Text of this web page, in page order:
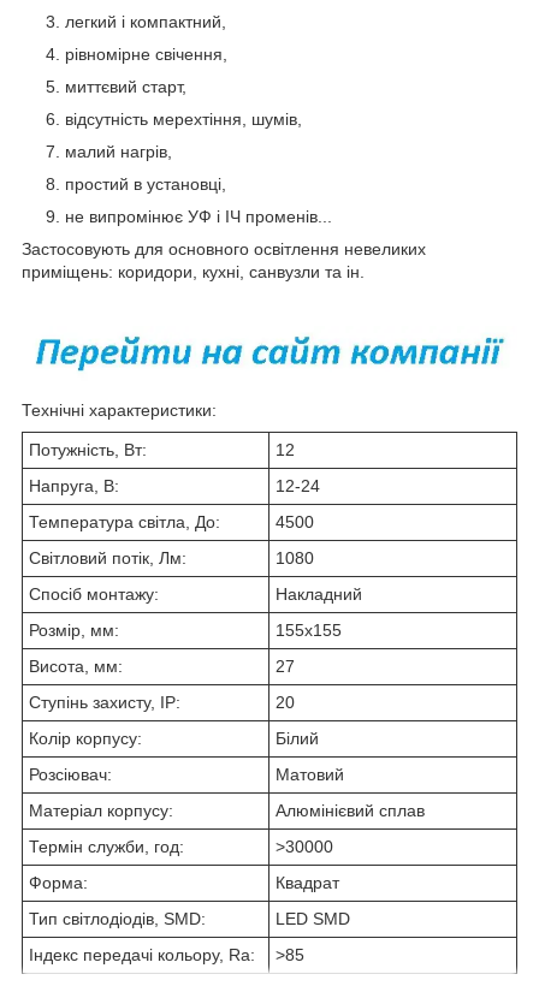
легкий і компактний,
рівномірне свічення,
миттєвий старт,
відсутність мерехтіння, шумів,
малий нагрів,
простий в установці,
не випромінює УФ і ІЧ променів...
Застосовують для основного освітлення невеликих
приміщень: коридори, кухні, санвузли та ін.
Технічні характеристики:
Потужність, Вт:
12
Напруга, В:
12-24
Температура світла, До:
4500
Світловий потік, Лм:
1080
Спосіб монтажу:
Накладний
Розмір, мм:
155х155
Висота, мм:
27
Ступінь захисту, IP:
20
Колір корпусу:
Білий
Розсіювач:
Матовий
Матеріал корпусу:
Алюмінієвий сплав
Термін служби, год:
>30000
Форма:
Квадрат
Тип світлодіодів, SMD:
LED SMD
Індекс передачі кольору, Ra:
>85